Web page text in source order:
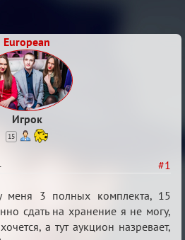
European
Игрок
15
#1
меня 3 полных комплекта, 15
сдать на хранение я не могу,
а тут аукцион назревает,